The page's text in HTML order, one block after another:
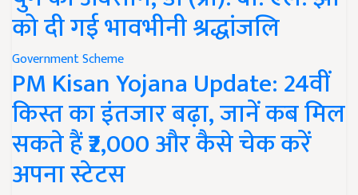
को दी गई भावभीनी श्रद्धांजलि
Government Scheme
PM Kisan Yojana Update: 24वीं
किस्त का इंतजार बढ़ा, जानें कब मिल
सकते हैं ₹2,000 और कैसे चेक करें
अपना स्टेटस